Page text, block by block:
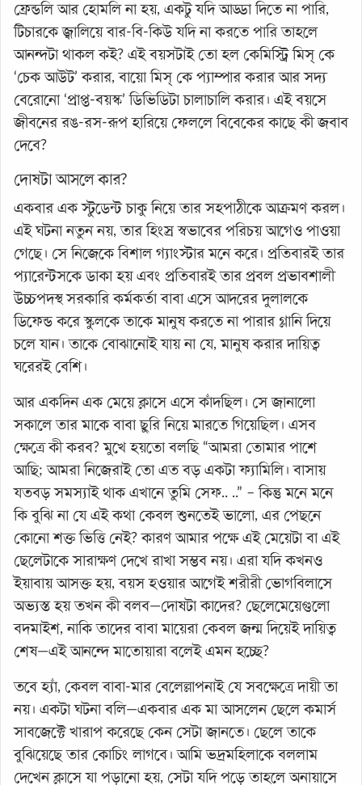
ফ্রেন্ডলি আর হোমলি না হয়, একটু যদি আড্ডা দিতে না পারি,
টিচারকে জ্বালিয়ে বার-বি-কিউ যদি না করতে পারি তাহলে
আনন্দটা থাকল কই? এই বয়সটাই তো হল কেমিস্ট্রি মিস্ কে
‘চেক আউট’ করার, বায়ো মিস্ কে প্যাম্পার করার আর সদ্য
বেরোনো ‘প্রাপ্ত-বয়স্ক’ ডিভিডিটা চালাচালি করার। এই বয়সে
জীবনের রঙ-রস-রূপ হারিয়ে ফেললে বিবেকের কাছে কী জবাব
দেবে?
দোষটা আসলে কার?
একবার এক স্টুডেন্ট চাকু নিয়ে তার সহপাঠীকে আক্রমণ করল।
এই ঘটনা নতুন নয়, তার হিংস্র স্বভাবের পরিচয় আগেও পাওয়া
গেছে। সে নিজেকে বিশাল গ্যাংস্টার মনে করে। প্রতিবারই তার
প্যারেন্টসকে ডাকা হয় এবং প্রতিবারই তার প্রবল প্রভাবশালী
উচ্চপদস্থ সরকারি কর্মকর্তা বাবা এসে আদরের দুলালকে
ডিফেন্ড করে স্কুলকে তাকে মানুষ করতে না পারার গ্লানি দিয়ে
চলে যান। তাকে বোঝানোই যায় না যে, মানুষ করার দায়িত্ব
ঘরেরই বেশি।
আর একদিন এক মেয়ে ক্লাসে এসে কাঁদছিল। সে জানালো
সকালে তার মাকে বাবা ছুরি নিয়ে মারতে গিয়েছিল। এসব
ক্ষেত্রে কী করব? মুখে হয়তো বলছি “আমরা তোমার পাশে
আছি; আমরা নিজেরাই তো এত বড় একটা ফ্যামিলি। বাসায়
যতবড় সমস্যাই থাক এখানে তুমি সেফ.. ..” – কিন্তু মনে মনে
কি বুঝি না যে এই কথা কেবল শুনতেই ভালো, এর পেছনে
কোনো শক্ত ভিত্তি নেই? কারণ আমার পক্ষে এই মেয়েটা বা এই
ছেলেটাকে সারাক্ষণ দেখে রাখা সম্ভব নয়। এরা যদি কখনও
ইয়াবায় আসক্ত হয়, বয়স হওয়ার আগেই শরীরী ভোগবিলাসে
অভ্যস্ত হয় তখন কী বলব—দোষটা কাদের? ছেলেমেয়েগুলো
বদমাইশ, নাকি তাদের বাবা মায়েরা কেবল জন্ম দিয়েই দায়িত্ব
শেষ—এই আনন্দে মাতোয়ারা বলেই এমন হচ্ছে?
তবে হ্যাঁ, কেবল বাবা-মার বেলেল্লাপনাই যে সবক্ষেত্রে দায়ী তা
নয়। একটা ঘটনা বলি—একবার এক মা আসলেন ছেলে কমার্স
সাবজেক্টে খারাপ করেছে কেন সেটা জানতে। ছেলে তাকে
বুঝিয়েছে তার কোচিং লাগবে। আমি ভদ্রমহিলাকে বললাম
দেখেন ক্লাসে যা পড়ানো হয়, সেটা যদি পড়ে তাহলে অনায়াসে